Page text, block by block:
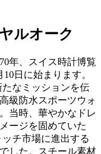
ルオーク
年、スイス時計博覧
日に始まります。
なミッションを伝
級防水スポーツウォ
当時、華やかなドレ
ージを固めていた
チ市場に進出する
した。スチール素材